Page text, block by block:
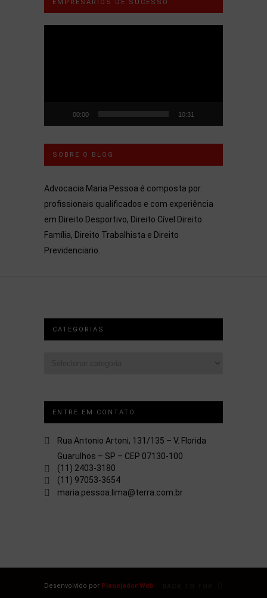
EMPRESÁRIOS DE SUCESSO
00:00 10:31
SOBRE O BLOG
Advocacia Maria Pessoa é composta por
profissionais qualificados e com experiência
em Direito Desportivo, Direito Cível Direito
Família, Direito Trabalhista e Direito
Previdenciario.
CATEGORIAS
ENTRE EM CONTATO
Rua Antonio Artoni, 131/135 – V. Florida
Guarulhos – SP – CEP 07130-100
(11) 2403-3180
(11) 97053-3654
maria.pessoa.lima@terra.com.br
Desenvolvido por Planejador Web